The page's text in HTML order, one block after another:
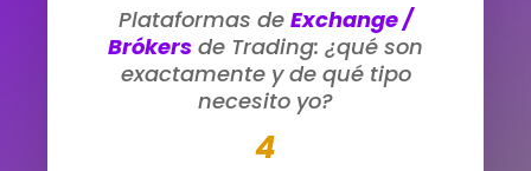
Plataformas de Exchange /
Brókers de Trading: ¿qué son
exactamente y de qué tipo
necesito yo?
4